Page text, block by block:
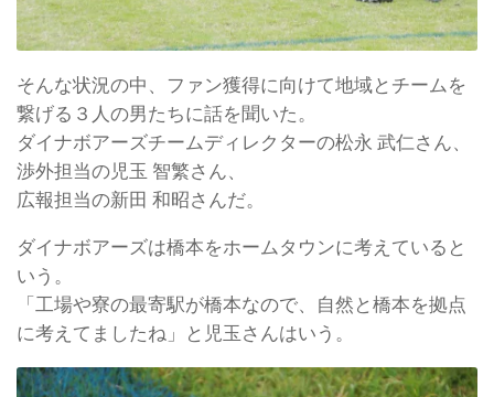
そんな状況の中、ファン獲得に向けて地域とチームを
繋げる３人の男たちに話を聞いた。
ダイナボアーズチームディレクターの松永 武仁さん、
渉外担当の児玉 智繁さん、
広報担当の新田 和昭さんだ。
ダイナボアーズは橋本をホームタウンに考えていると
いう。
「工場や寮の最寄駅が橋本なので、自然と橋本を拠点
に考えてましたね」と児玉さんはいう。